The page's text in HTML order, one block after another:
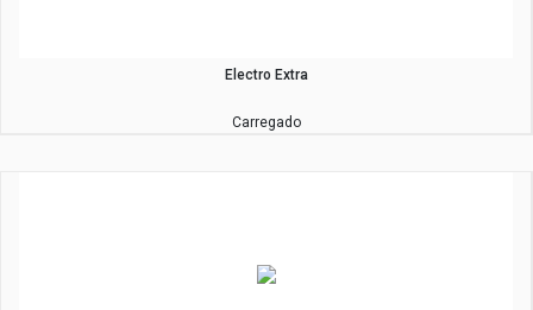
Electro Extra
Carregado